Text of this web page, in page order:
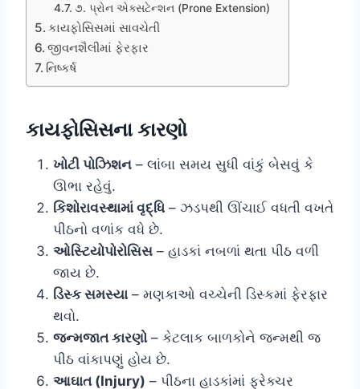
૭. પ્રોન એક્સટેન્શન (Prone Extension)
કાયફોસિસમાં સાવચેતી
જીવનશૈલીમાં ફેરફાર
નિષ્કર્ષ
કાયફોસિસના કારણો
ખોટી પોઝિશન – લાંબા સમય સુધી વાંકું બેસવું કે
ઊભા રહેવું.
કિશોરાવસ્થામાં વૃદ્ધિ– ઝડપથી ઊંચાઈ વધતી વખતે
પીઠનો વળાંક વધે છે.
ઓસ્ટિયોપોરોસિસ – હાડકાં નબળાં થતા પીઠ વળી
જાય છે.
ડિસ્ક સમસ્યા– મણકાઓ વચ્ચેની ડિસ્કમાં ફેરફાર
થવો.
જન્મજાત કારણો– કેટલાક બાળકોને જન્મથી જ
પીઠ વાંકાપણું હોય છે.
આઘાત (Injury) – પીઠના હાડકાંમાં ફ્રેક્ચર